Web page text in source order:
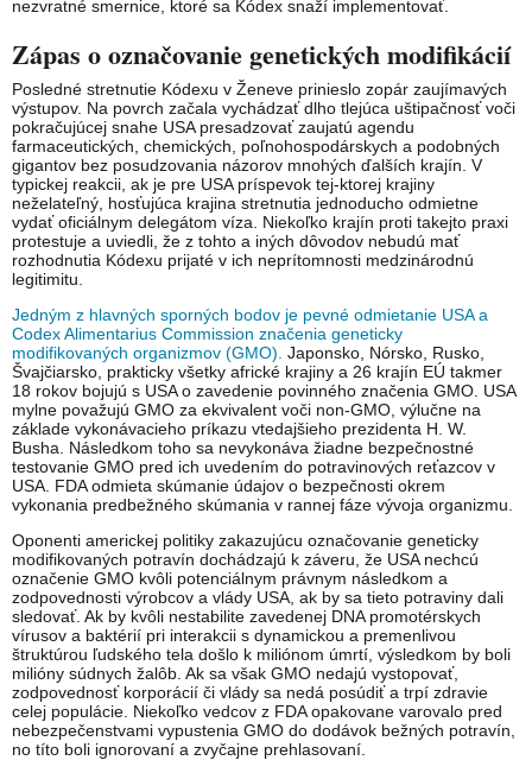
nezvratné smernice, ktoré sa Kódex snaží implementovať.
Zápas o označovanie genetických modifikácií
Posledné stretnutie Kódexu v Ženeve prinieslo zopár zaujímavých
výstupov. Na povrch začala vychádzať dlho tlejúca uštipačnosť voči
pokračujúcej snahe USA presadzovať zaujatú agendu
farmaceutických, chemických, poľnohospodárskych a podobných
gigantov bez posudzovania názorov mnohých ďalších krajín. V
typickej reakcii, ak je pre USA príspevok tej-ktorej krajiny
neželateľný, hosťujúca krajina stretnutia jednoducho odmietne
vydať oficiálnym delegátom víza. Niekoľko krajín proti takejto praxi
protestuje a uviedli, že z tohto a iných dôvodov nebudú mať
rozhodnutia Kódexu prijaté v ich neprítomnosti medzinárodnú
legitimitu.
Jedným z hlavných sporných bodov je pevné odmietanie USA a
Codex Alimentarius Commission značenia geneticky
modifikovaných organizmov (GMO). Japonsko, Nórsko, Rusko,
Švajčiarsko, prakticky všetky africké krajiny a 26 krajín EÚ takmer
18 rokov bojujú s USA o zavedenie povinného značenia GMO. USA
mylne považujú GMO za ekvivalent voči non-GMO, výlučne na
základe vykonávacieho príkazu vtedajšieho prezidenta H. W.
Busha. Následkom toho sa nevykonáva žiadne bezpečnostné
testovanie GMO pred ich uvedením do potravinových reťazcov v
USA. FDA odmieta skúmanie údajov o bezpečnosti okrem
vykonania predbežného skúmania v rannej fáze vývoja organizmu.
Oponenti americkej politiky zakazujúcu označovanie geneticky
modifikovaných potravín dochádzajú k záveru, že USA nechcú
označenie GMO kvôli potenciálnym právnym následkom a
zodpovednosti výrobcov a vlády USA, ak by sa tieto potraviny dali
sledovať. Ak by kvôli nestabilite zavedenej DNA promotérskych
vírusov a baktérií pri interakcii s dynamickou a premenlivou
štruktúrou ľudského tela došlo k miliónom úmrtí, výsledkom by boli
milióny súdnych žalôb. Ak sa však GMO nedajú vystopovať,
zodpovednosť korporácií či vlády sa nedá posúdiť a trpí zdravie
celej populácie. Niekoľko vedcov z FDA opakovane varovalo pred
nebezpečenstvami vypustenia GMO do dodávok bežných potravín,
no títo boli ignorovaní a zvyčajne prehlasovaní.